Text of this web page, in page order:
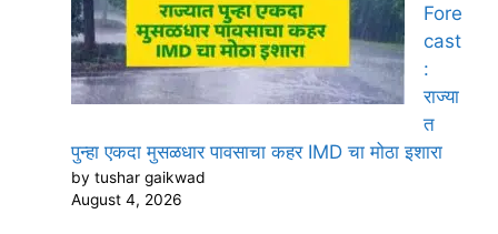
Fore
cast
:
राज्या
त
पुन्हा एकदा मुसळधार पावसाचा कहर IMD चा मोठा इशारा
by tushar gaikwad
August 4, 2026